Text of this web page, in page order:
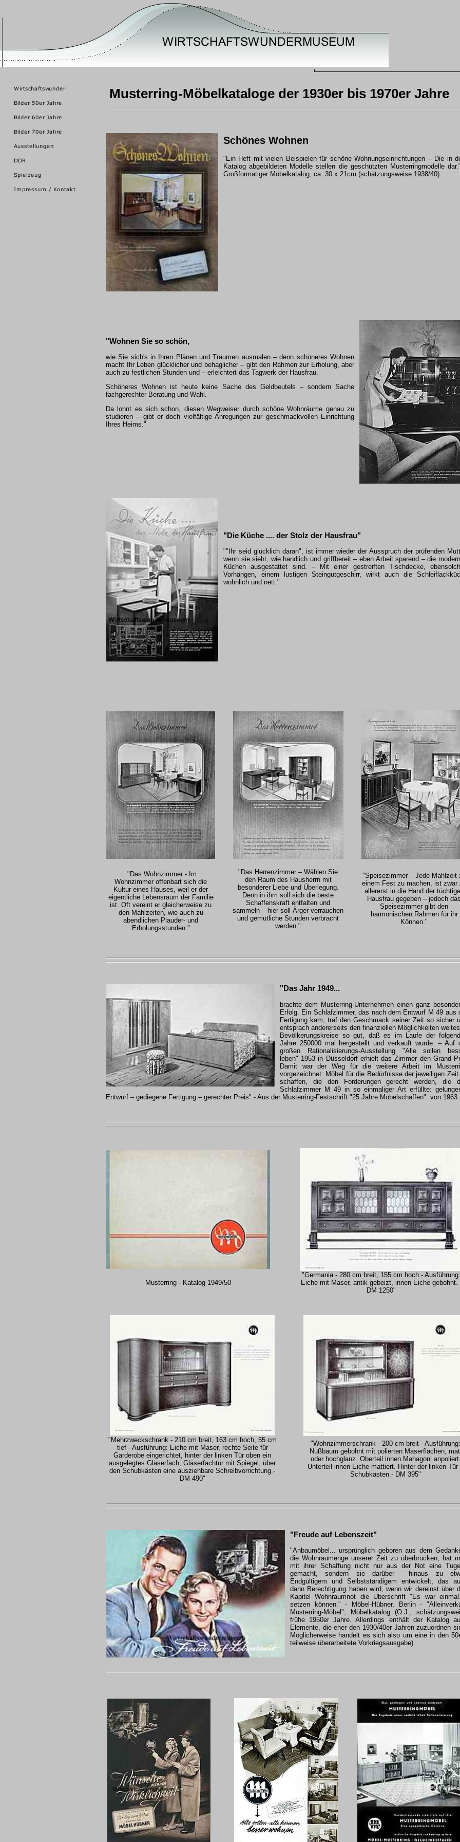
Musterring-Möbelkataloge der 1930er bis 1970er Jahre
Schönes Wohnen
"Ein Heft mit vielen Beispielen für schöne Wohnungseinrichtungen – Die in
Katalog abgebildeten Modelle stellen die geschützten Musterringmodelle
Großformatiger Möbelkatalog, ca. 30 x 21cm (schätzungsweise 1938/40)
"Wohnen Sie so schön,
wie Sie sich's in Ihren Plänen und Träumen ausmalen – denn schöneres Wohnen
macht Ihr Leben glücklicher und behaglicher – gibt den Rahmen zur Erholung, aber
auch zu festlichen Stunden und – erleichtert das Tagwerk der Hausfrau.
Schöneres Wohnen ist heute keine Sache des Geldbeutels – sondern Sache
fachgerechter Beratung und Wahl.
Da lohnt es sich schon, diesen Wegweiser durch schöne Wohnräume genau zu
studieren – gibt er doch vielfältige Anregungen zur geschmackvollen Einrichtung
Ihres Heims."
"Die Küche .... der Stolz der Hausfrau"
""Ihr seid glücklich daran", ist immer wieder der Ausspruch der prüfenden
wenn sie sieht, wie handlich und griffbereit – eben Arbeit sparend – die
Küchen ausgestattet sind. – Mit einer gestreiften Tischdecke,
Vorhängen, einem lustigen Steingutgeschirr, wirkt auch die
wohnlich und nett."
"Das Wohnzimmer - Im
Wohnzimmer offenbart sich die
Kultur eines Hauses, weil er der
eigentliche Lebensraum der Familie
ist. Oft vereint er gleicherweise zu
den Mahlzeiten, wie auch zu
abendlichen Plauder- und
Erholungsstunden."
"Das Herrenzimmer – Wählen Sie
den Raum des Hausherrn mit
besonderer Liebe und Überlegung.
Denn in ihm soll sich die beste
Schaffenskraft entfalten und
sammeln – hier soll Ärger verrauchen
und gemütliche Stunden verbracht
werden."
"Speisezimmer – Jede Mahlzeit
einem Fest zu machen, ist zwar
allererst in die Hand der
Hausfrau gegeben – jedoch
Speisezimmer gibt den
harmonischen Rahmen für ihr
Können."
"Das Jahr 1949...
brachte dem Musterring-Unternehmen einen ganz
Erfolg. Ein Schlafzimmer, das nach dem Entwurf M 49 aus
Fertigung kam, traf den Geschmack seiner Zeit so sicher
entsprach andererseits den finanziellen Möglichkeiten
Bevölkerungskreise so gut, daß es im Laufe der
Jahre 250000 mal hergestellt und verkauft wurde. – Auf
großen Rationalisierungs-Ausstellung "Alle sollen
leben" 1953 in Düsseldorf erhielt das Zimmer den Grand
Damit war der Weg für die weitere Arbeit im
vorgezeichnet: Möbel für die Bedürfnisse der jeweiligen Zeit
schaffen, die den Forderungen gerecht werden, die
Schlafzimmer M 49 in so einmaliger Art erfüllte:
Entwurf – gediegene Fertigung – gerechter Preis" - Aus der Musterring-Festschrift "25 Jahre Möbelschaffen" von 1963.
Musterring - Katalog 1949/50
"Germania - 280 cm breit, 155 cm hoch - Ausführung:
Eiche mit Maser, antik gebeizt, innen Eiche gebohnt.
DM 1250"
"Mehrzweckschrank - 210 cm breit, 163 cm hoch, 55 cm
tief - Ausführung: Eiche mit Maser, rechte Seite für
Garderobe eingerichtet, hinter der linken Tür oben ein
ausgelegtes Gläserfach, Gläserfachtür mit Spiegel, über
den Schubkästen eine ausziehbare Schreibvorrichtung.-
DM 490"
"Wohnzimmerschrank - 200 cm breit - Ausführung:
Nußbaum gebohnt mit polierten Maserflächen,
oder hochglanz. Oberteil innen Mahagoni
Unterteil innen Eiche mattiert. Hinter der linken Tür
Schubkästen.- DM 395"
"Freude auf Lebenszeit"
"Anbaumöbel... ursprünglich geboren aus dem
die Wohnraumenge unserer Zeit zu überbrücken, hat
mit ihrer Schaffung nicht nur aus der Not eine
gemacht, sondern sie darüber hinaus zu
Endgültigem und Selbstständigem entwickelt, das
dann Berechtigung haben wird, wenn wir dereinst über
Kapitel Wohnraumnot die Überschrift "Es war
setzen können." - Möbel-Hübner, Berlin -
Musterring-Möbel", Möbelkatalog (O.J.,
frühe 1950er Jahre. Allerdings enthält der Katalog
Elemente, die eher den 1930/40er Jahren zuzuordnen
Möglicherweise handelt es sich also um eine in den
teilweise überarbeitete Vorkriegsausgabe)